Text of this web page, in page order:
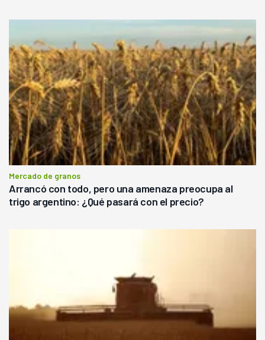
Mercado de granos
Arrancó con todo, pero una amenaza preocupa al
trigo argentino: ¿Qué pasará con el precio?